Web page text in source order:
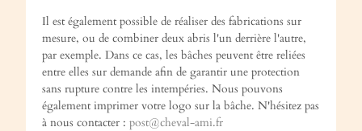
Il est également possible de réaliser des fabrications sur
mesure, ou de combiner deux abris l'un derrière l'autre,
par exemple. Dans ce cas, les bâches peuvent être reliées
entre elles sur demande afin de garantir une protection
sans rupture contre les intempéries. Nous pouvons
également imprimer votre logo sur la bâche. N'hésitez pas
à nous contacter : post@cheval-ami.fr